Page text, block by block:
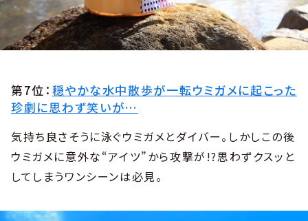
第7位： 穏やかな水中散歩が一転ウミガメに起こった
珍劇に思わず笑いが…
気持ち良さそうに泳ぐウミガメとダイバー。しかしこの後
ウミガメに意外な“アイツ”から攻撃が!?思わずクスッと
してしまうワンシーンは必見。